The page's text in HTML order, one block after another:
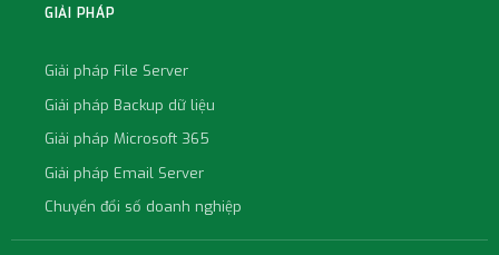
GIẢI PHÁP
Giải pháp File Server
Giải pháp Backup dữ liệu
Giải pháp Microsoft 365
Giải pháp Email Server
Chuyển đổi số doanh nghiệp